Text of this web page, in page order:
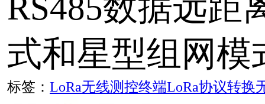
CR140 LoRa至RS485
速使用指南